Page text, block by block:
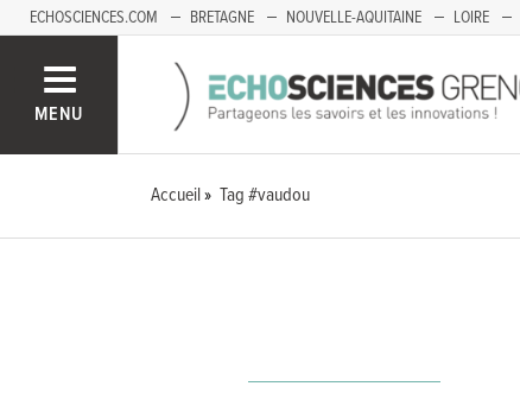
ECHOSCIENCES.COM BRETAGNE NOUVELLE-AQUITAINE LOIRE
MENU
Accueil Tag #vaudou